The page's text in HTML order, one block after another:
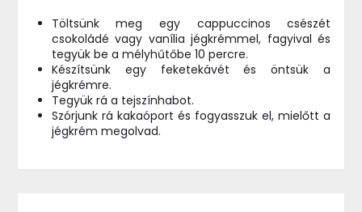
Töltsünk meg egy cappuccinos csészét
csokoládé vagy vanília jégkrémmel, fagyival és
tegyük be a mélyhűtőbe 10 percre.
Készítsünk egy feketekávét és öntsük a
jégkrémre.
Tegyük rá a tejszínhabot.
Szórjunk rá kakaóport és fogyasszuk el, mielőtt a
jégkrém megolvad.